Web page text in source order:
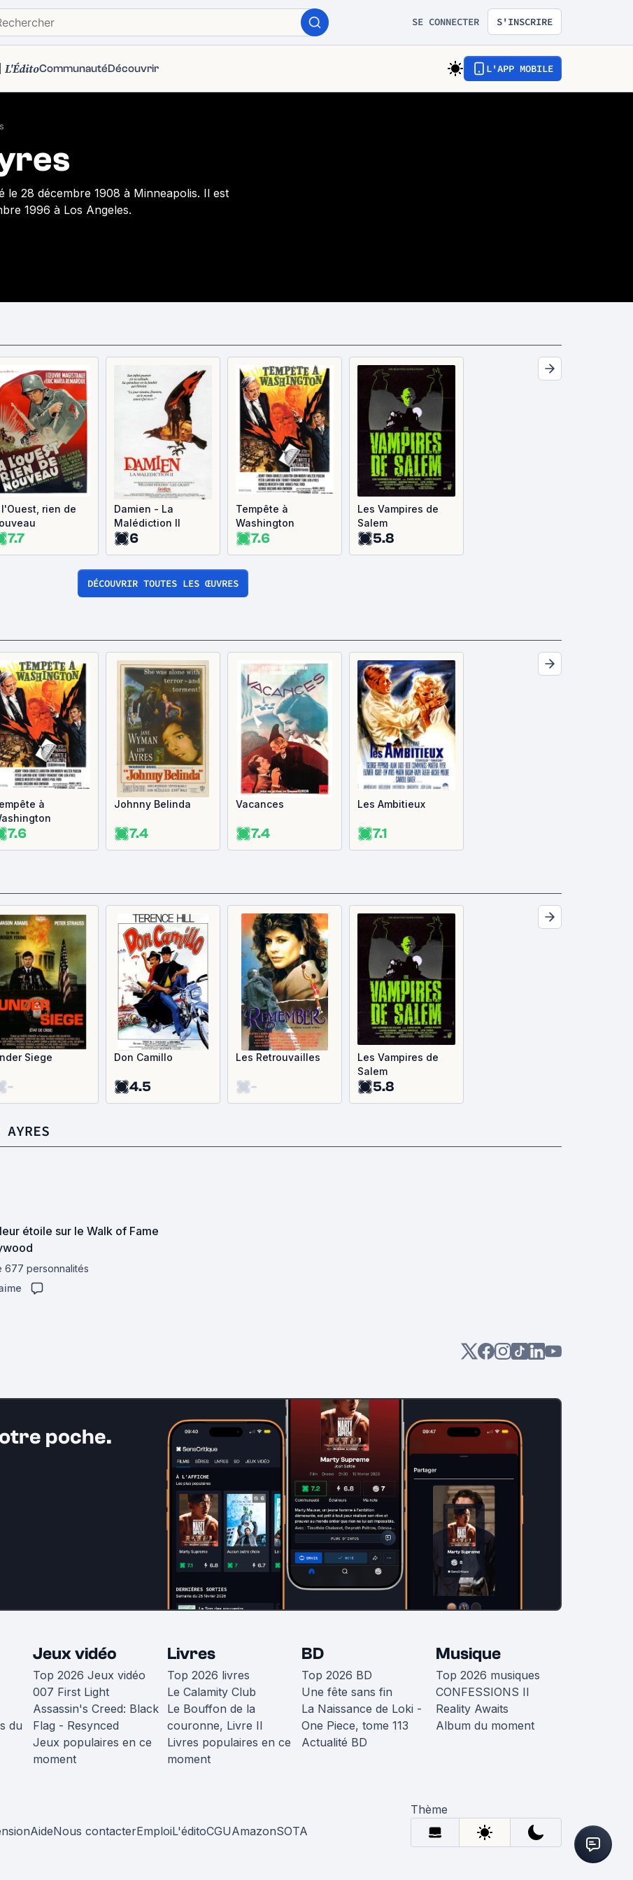
SE CONNECTER S'INSCRIRE
L'ÉditoCommunautéDécouvrir L'APP MOBILE
le 28 décembre 1908 à Minneapolis. Il est
1996 à Los Angeles.
l'Ouest, rien de
7.7
Damien - La
Malédiction II
6
Tempête à
Washington
7.6
Les Vampires de
Salem
5.8
DÉCOUVRIR TOUTES LES ŒUVRES
à
7.6
Johnny Belinda
7.4
Vacances
7.4
Les Ambitieux
7.1
Siege
-
Don Camillo
4.5
Les Retrouvailles
-
Les Vampires de
Salem
5.8
étoile sur le Walk of Fame
677 personnalités
poche.
du
Jeux vidéo
Top 2026 Jeux vidéo
007 First Light
Assassin's Creed: Black
Flag - Resynced
Jeux populaires en ce
moment
Livres
Top 2026 livres
Le Calamity Club
Le Bouffon de la
couronne, Livre II
Livres populaires en ce
moment
BD
Top 2026 BD
Une fête sans fin
La Naissance de Loki -
One Piece, tome 113
Actualité BD
Musique
Top 2026 musiques
CONFESSIONS II
Reality Awaits
Album du moment
AideNous contacterEmploiL'éditoCGUAmazonSOTA
Thème